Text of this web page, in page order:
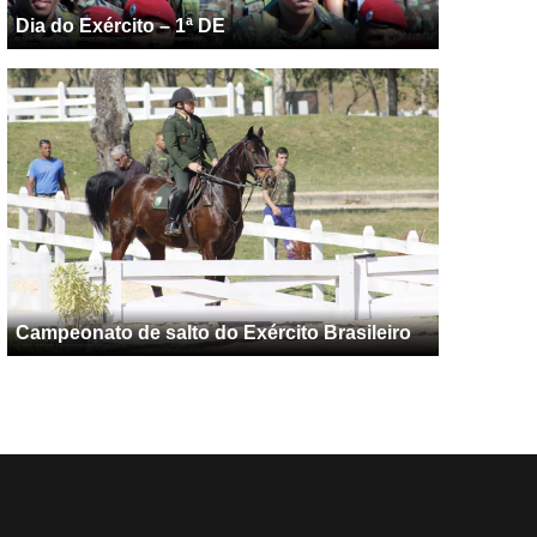
Dia do Exército – 1ª DE
Campeonato de salto do Exército Brasileiro